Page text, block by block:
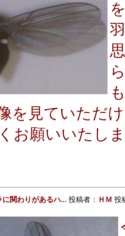
を見ていただ
お願いいたし
関わりがあるハ... 投稿者： ＨＭ 投